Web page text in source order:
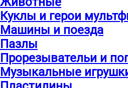
Куклы и герои
Машины и поезда
Пазлы
Прорезывательи и
Музыкальные